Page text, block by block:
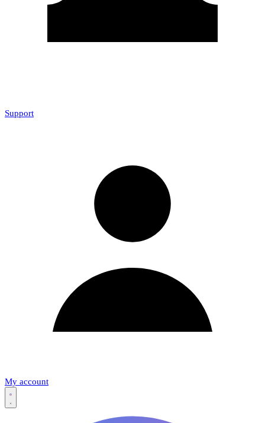
Support
My account